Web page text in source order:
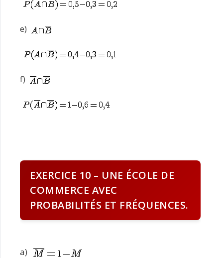
e)
f)
EXERCICE 10 – UNE ÉCOLE DE
COMMERCE AVEC
PROBABILITÉS ET FRÉQUENCES.
a)